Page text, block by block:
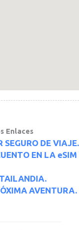
Enlaces
SEGURO DE VIAJE.
EN LA eSIM
AVENTURA.